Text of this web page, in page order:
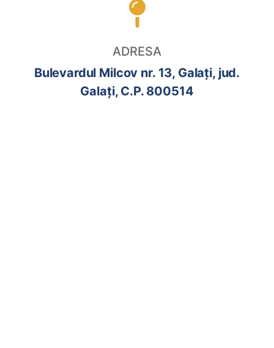
ADRESA
Bulevardul Milcov nr. 13, Galați, jud.
Galați, C.P. 800514